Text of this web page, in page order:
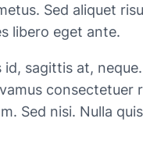
Sed aliquet
libero eget ante.
sagittis at,
Sed nisi. Nulla